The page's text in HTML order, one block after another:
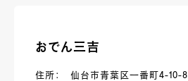
おでん三吉
住所： 仙台市青葉区一番町4-10-8